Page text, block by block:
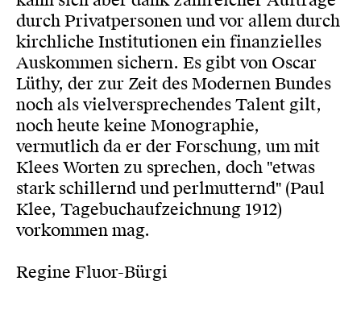
durch Privatpersonen und vor allem durch
kirchliche Institutionen ein finanzielles
Auskommen sichern. Es gibt von Oscar
Lüthy, der zur Zeit des Modernen Bundes
noch als vielversprechendes Talent gilt,
noch heute keine Monographie,
vermutlich da er der Forschung, um mit
Klees Worten zu sprechen, doch "etwas
stark schillernd und perlmutternd" (Paul
Klee, Tagebuchaufzeichnung 1912)
vorkommen mag.
Regine Fluor-Bürgi